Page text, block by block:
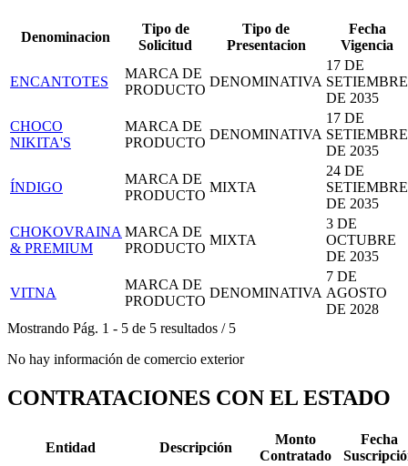
Denominacion
Tipo de
Solicitud
Tipo de
Presentacion
Fecha
Vigencia
ENCANTOTES
MARCA DE
PRODUCTO
DENOMINATIVA
17 DE
SETIEMBRE
DE 2035
CHOCO
NIKITA'S
MARCA DE
PRODUCTO
DENOMINATIVA
17 DE
SETIEMBRE
DE 2035
ÍNDIGO
MARCA DE
PRODUCTO
MIXTA
24 DE
SETIEMBRE
DE 2035
CHOKOVRAINA
& PREMIUM
MARCA DE
PRODUCTO
MIXTA
3 DE
OCTUBRE
DE 2035
VITNA
MARCA DE
PRODUCTO
DENOMINATIVA
7 DE
AGOSTO
DE 2028
Mostrando Pág. 1 - 5 de 5 resultados / 5
No hay información de comercio exterior
CONTRATACIONES CON EL ESTADO
Entidad Descripción
Monto
Contratado
Fecha